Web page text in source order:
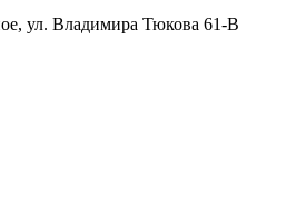
ул. Владимира Тюкова 61-В